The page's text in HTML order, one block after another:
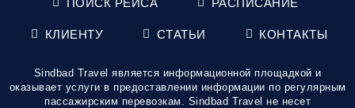
КЛИЕНТУ СТАТЬИ КОНТАКТЫ
Sindbad Travel является информационной площадкой и
оказывает услуги в предоставлении информации по регулярным
пассажирским перевозкам. Sindbad Travel не несет